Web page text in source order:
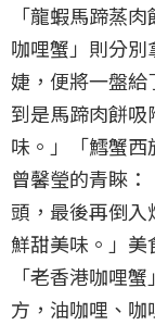
「龍蝦馬蹄蒸
咖哩蟹」則分
婕，便將一盤
到是馬蹄肉餅
味。」「鱈蟹
曾馨瑩的青睞
頭，最後再倒
鮮甜美味。」
「老香港咖哩
方，油咖哩、